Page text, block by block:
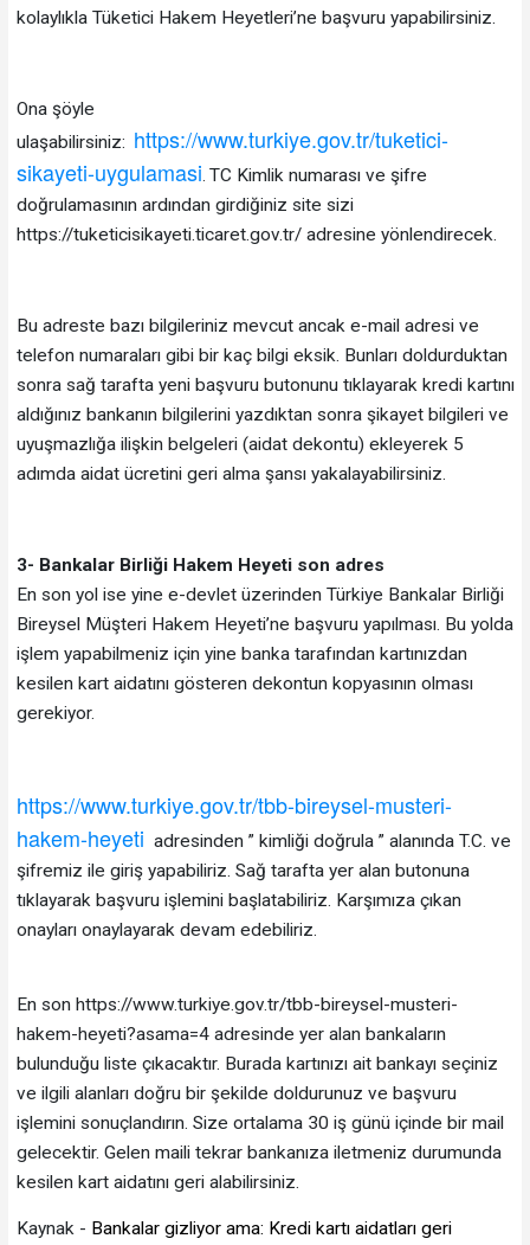
kolaylıkla Tüketici Hakem Heyetleri’ne başvuru yapabilirsiniz.
Ona şöyle
ulaşabilirsiniz: https://www.turkiye.gov.tr/tuketici-
sikayeti-uygulamasi TC Kimlik numarası ve şifre
doğrulamasının ardından girdiğiniz site sizi
https://tuketicisikayeti.ticaret.gov.tr/ adresine yönlendirecek.
Bu adreste bazı bilgileriniz mevcut ancak e-mail adresi ve
telefon numaraları gibi bir kaç bilgi eksik. Bunları doldurduktan
sonra sağ tarafta yeni başvuru butonunu tıklayarak kredi kartını
aldığınız bankanın bilgilerini yazdıktan sonra şikayet bilgileri ve
uyuşmazlığa ilişkin belgeleri (aidat dekontu) ekleyerek 5
adımda aidat ücretini geri alma şansı yakalayabilirsiniz.
3- Bankalar Birliği Hakem Heyeti son adres
En son yol ise yine e-devlet üzerinden Türkiye Bankalar Birliği
Bireysel Müşteri Hakem Heyeti’ne başvuru yapılması. Bu yolda
işlem yapabilmeniz için yine banka tarafından kartınızdan
kesilen kart aidatını gösteren dekontun kopyasının olması
gerekiyor.
https://www.turkiye.gov.tr/tbb-bireysel-musteri-
hakem-heyeti adresinden ” kimliği doğrula ” alanında T.C. ve
şifremiz ile giriş yapabiliriz. Sağ tarafta yer alan butonuna
tıklayarak başvuru işlemini başlatabiliriz. Karşımıza çıkan
onayları onaylayarak devam edebiliriz.
En son https://www.turkiye.gov.tr/tbb-bireysel-musteri-
hakem-heyeti?asama=4 adresinde yer alan bankaların
bulunduğu liste çıkacaktır. Burada kartınızı ait bankayı seçiniz
ve ilgili alanları doğru bir şekilde doldurunuz ve başvuru
işlemini sonuçlandırın. Size ortalama 30 iş günü içinde bir mail
gelecektir. Gelen maili tekrar bankanıza iletmeniz durumunda
kesilen kart aidatını geri alabilirsiniz.
Kaynak - Bankalar gizliyor ama: Kredi kartı aidatları geri